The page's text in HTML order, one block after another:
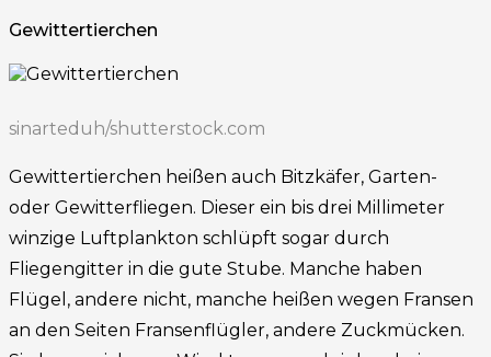
Gewittertierchen
sinarteduh/shutterstock.com
Gewittertierchen heißen auch Bitzkäfer, Garten-
oder Gewitterfliegen. Dieser ein bis drei Millimeter
winzige Luftplankton schlüpft sogar durch
Fliegengitter in die gute Stube. Manche haben
Flügel, andere nicht, manche heißen wegen Fransen
an den Seiten Fransenflügler, andere Zuckmücken.